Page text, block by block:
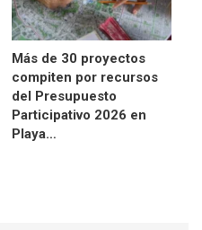
Más de 30 proyectos
compiten por recursos
del Presupuesto
Participativo 2026 en
Playa…